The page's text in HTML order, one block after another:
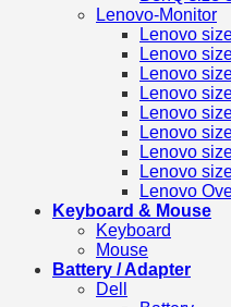
Lenovo-Monitor
Lenovo
Lenovo
Lenovo
Lenovo
Lenovo
Lenovo
Lenovo
Lenovo
Lenovo
Keyboard & Mouse
Keyboard
Mouse
Battery / Adapter
Dell